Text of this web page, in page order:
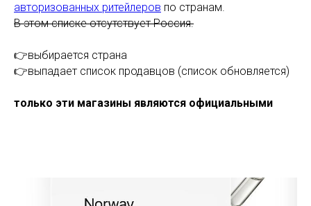
авторизованных ритейлеров по странам.
В этом списке отсутствует Россия.
👉выбирается страна
👉выпадает список продавцов (список обновляется)
только эти магазины являются официальными